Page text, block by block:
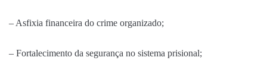
– Asfixia financeira do crime organizado;
– Fortalecimento da segurança no sistema prisional;